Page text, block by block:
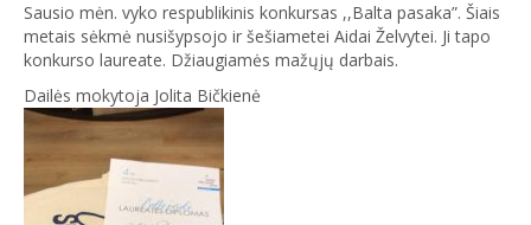
Sausio mėn. vyko respublikinis konkursas ,,Balta pasaka”. Šiais
metais sėkmė nusišypsojo ir šešiametei Aidai Želvytei. Ji tapo
konkurso laureate. Džiaugiamės mažųjų darbais.
Dailės mokytoja Jolita Bičkienė